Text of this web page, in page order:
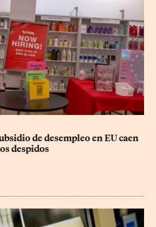
de desempleo en EU caen
despidos